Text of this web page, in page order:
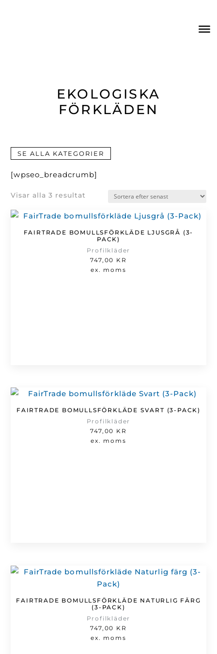
EKOLOGISKA
FÖRKLÄDEN
SE ALLA KATEGORIER
[wpseo_breadcrumb]
Visar alla 3 resultat
senaste
FAIRTRADE BOMULLSFÖRKLÄDE LJUSGRÅ (3-
PACK)
Profilkläder
747,00 KR
ex. moms
FAIRTRADE BOMULLSFÖRKLÄDE SVART (3-PACK)
Profilkläder
747,00 KR
ex. moms
FAIRTRADE BOMULLSFÖRKLÄDE NATURLIG FÄRG
(3-PACK)
Profilkläder
747,00 KR
ex. moms